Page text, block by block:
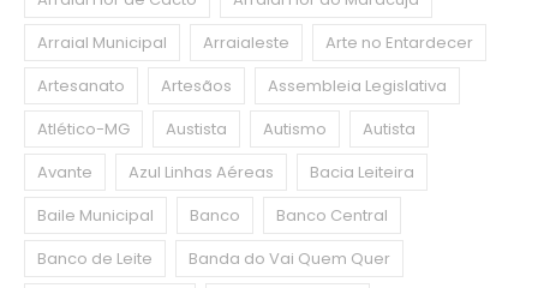
Arraial Municipal
Arraialeste
Arte no Entardecer
Artesanato
Artesãos
Assembleia Legislativa
Atlético-MG
Austista Autismo
Autista
Avante
Azul Linhas Aéreas
Bacia Leiteira
Baile Municipal
Banco
Banco Central
Banco de Leite
Banda do Vai Quem Quer